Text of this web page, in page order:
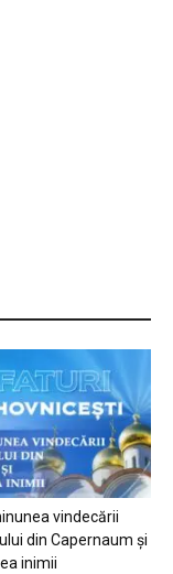
vindecării
din Capernaum și
inimii